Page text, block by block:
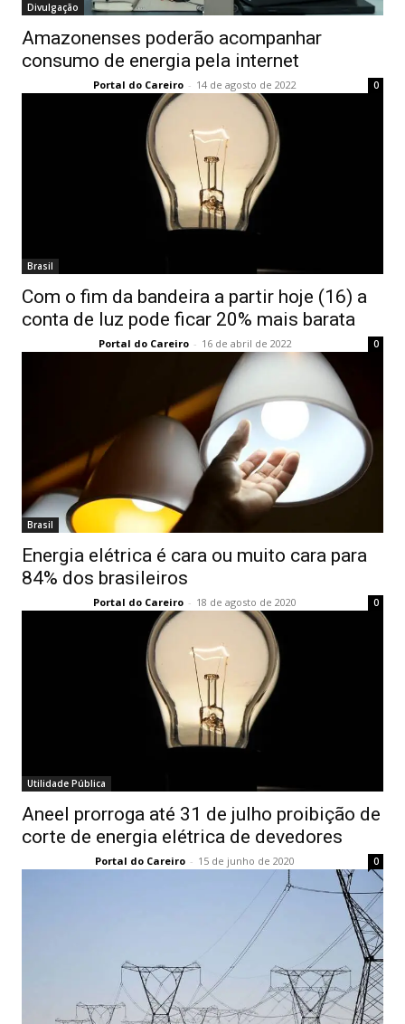
Divulgação
Amazonenses poderão acompanhar
consumo de energia pela internet
Portal do Careiro - 14 de agosto de 2022 0
Brasil
Com o fim da bandeira a partir hoje (16) a
conta de luz pode ficar 20% mais barata
Portal do Careiro - 16 de abril de 2022 0
Brasil
Energia elétrica é cara ou muito cara para
84% dos brasileiros
Portal do Careiro - 18 de agosto de 2020 0
Utilidade Pública
Aneel prorroga até 31 de julho proibição de
corte de energia elétrica de devedores
Portal do Careiro - 15 de junho de 2020 0